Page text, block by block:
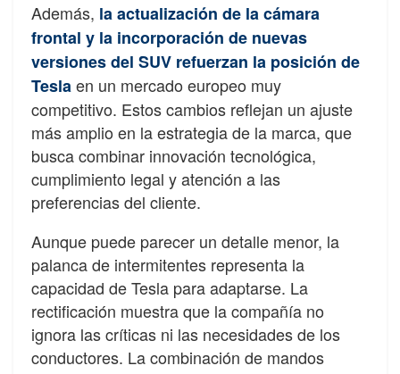
Además, la actualización de la cámara
frontal y la incorporación de nuevas
versiones del SUV refuerzan la posición de
Teslaen un mercado europeo muy
competitivo. Estos cambios reflejan un ajuste
más amplio en la estrategia de la marca, que
busca combinar innovación tecnológica,
cumplimiento legal y atención a las
preferencias del cliente.
Aunque puede parecer un detalle menor, la
palanca de intermitentes representa la
capacidad de Tesla para adaptarse. La
rectificación muestra que la compañía no
ignora las críticas ni las necesidades de los
conductores. La combinación de mandos